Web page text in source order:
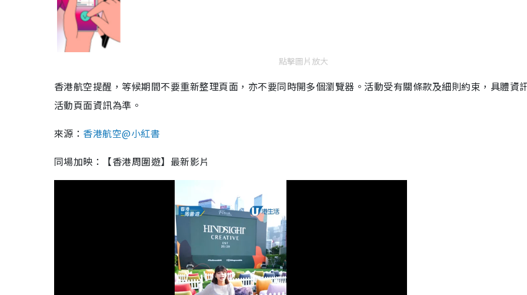
點擊圖片放大
香港航空提醒， 等候期間不要重新整理頁面，亦不要同時開多個瀏覽器。活動受有關條款及細則約束，具體資
活動頁面資訊為準。
來源： 香港航空@小紅書
同場加映：【香港周圍遊】最新影片